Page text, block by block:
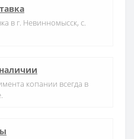
в г. Невинномысск, с.
копании всегда в